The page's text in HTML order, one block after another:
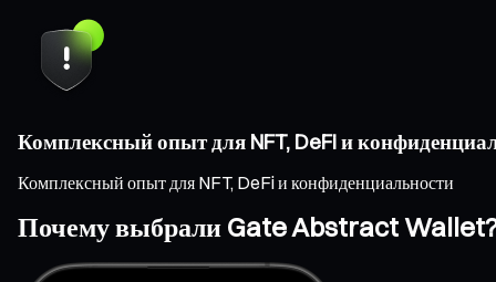
Комплексный опыт для NFT, DeFi и
Комплексный опыт для NFT, DeFi и конфиденциальности
Почему выбрали Gate Abstract